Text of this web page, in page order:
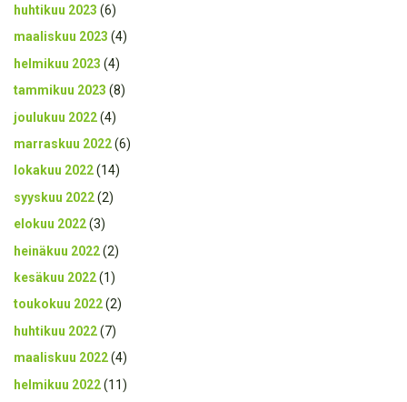
huhtikuu 2023 (6)
maaliskuu 2023 (4)
helmikuu 2023 (4)
tammikuu 2023 (8)
joulukuu 2022(4)
marraskuu 2022(6)
lokakuu 2022(14)
syyskuu 2022(2)
elokuu 2022(3)
heinäkuu 2022(2)
kesäkuu 2022(1)
toukokuu 2022(2)
huhtikuu 2022(7)
maaliskuu 2022(4)
helmikuu 2022(11)